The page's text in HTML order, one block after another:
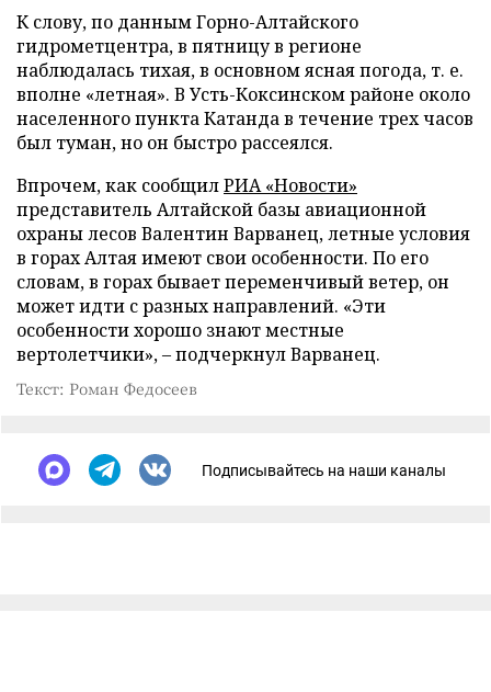
К слову, по данным Горно-Алтайского
гидрометцентра, в пятницу в регионе
наблюдалась тихая, в основном ясная погода, т. е.
вполне «летная». В Усть-Коксинском районе около
населенного пункта Катанда в течение трех часов
был туман, но он быстро рассеялся.
Впрочем, как сообщилРИА «Новости»
представитель Алтайской базы авиационной
охраны лесов Валентин Варванец, летные условия
в горах Алтая имеют свои особенности. По его
словам, в горах бывает переменчивый ветер, он
может идти с разных направлений. «Эти
особенности хорошо знают местные
вертолетчики», – подчеркнул Варванец.
Текст: Роман Федосеев
Подписывайтесь на наши каналы